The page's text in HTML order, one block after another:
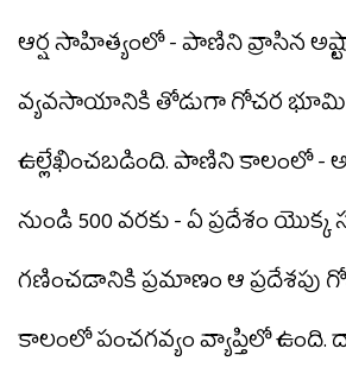
ఆర్ష సాహిత్యంలో - పాణిని వ్రాసిన
వ్యవసాయానికి తోడుగా గోచర
ఉల్లేఖించబడింది. పాణిని కాలంలో -
నుండి 500 వరకు - ఏ ప్రదేశం
గణించడానికి ప్రమాణం ఆ ప్రదేశపు
కాలంలో పంచగవ్యం వ్యాప్తిలో